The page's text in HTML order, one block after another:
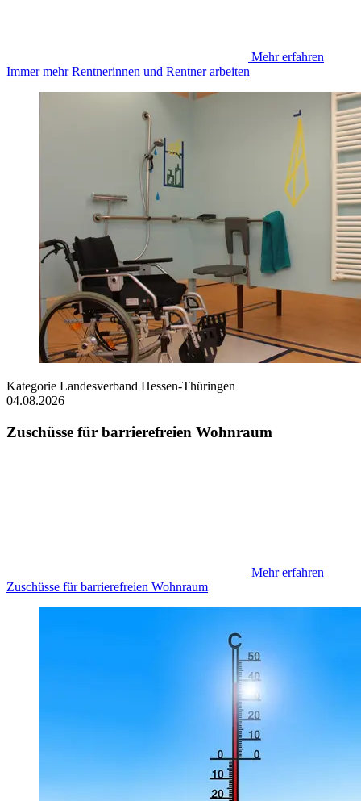
Mehr erfahren
Immer mehr Rentnerinnen und Rentner arbeiten
Kategorie Landesverband Hessen-Thüringen
04.08.2026
Zuschüsse für barrierefreien Wohnraum
Mehr erfahren
Zuschüsse für barrierefreien Wohnraum